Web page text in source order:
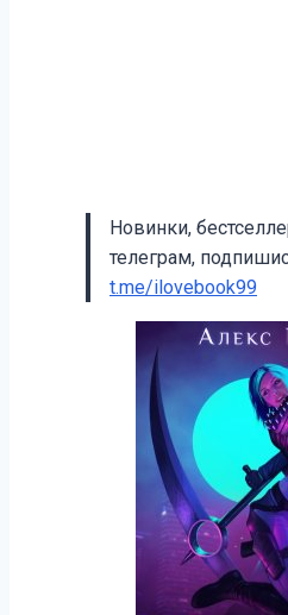
Новинки,
телеграм,
t.me/ilovebook99